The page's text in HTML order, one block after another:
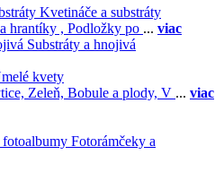
Kvetináče a substráty
hrantíky , Podložky po ... viac
Substráty a hnojivá
kvety
Zeleň, Bobule a plody, V ... viac
Fotorámčeky a